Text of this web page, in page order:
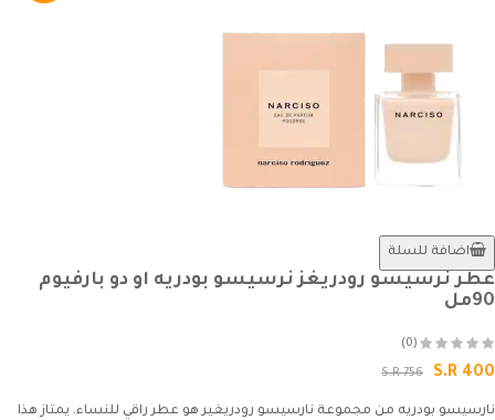
اضافة للسلة
عطر نرسيسو رودريغز نرسيسو بودريه او دو بارفيوم
90مل
(0)
S.R 400
S.R 756
نارسيسو بودريه من مجموعة نارسيسو رودريغير هو عطر راقي للنساء. يمتاز هذا